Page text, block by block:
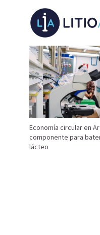
Economía circular en
componente para
lácteo